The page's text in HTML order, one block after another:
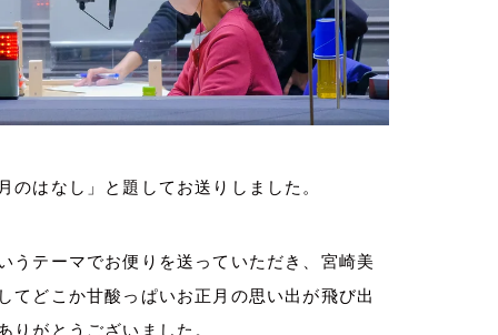
はなし」と題してお送りしました。
うテーマでお便りを送っていただき、宮崎美
てどこか甘酸っぱいお正月の思い出が飛び出
りがとうございました。